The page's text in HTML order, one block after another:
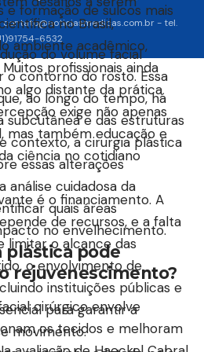
no Brasil,
ambiente acadêmico,
profissionais ainda
algo distante da prática
exige não apenas
mas também educação e
ciência no cotidiano
é o financiamento. A
de recursos, e a falta
limitar o alcance das
o envolvimento de
instituições públicas e
para garantir a
movimento.
e formação de sulcos mais
do volume facial
contorno do rosto. Essa
ao longo do tempo, há
subcutânea e das estruturas
contexto, a cirurgia plástica
essas alterações
análise cuidadosa da
quais áreas
no envelhecimento.
plástica pode
rejuvenescimento?
cirúrgico envolve
os tecidos e melhoram
contato@noticiasmedicas.com.br- tel.
6532